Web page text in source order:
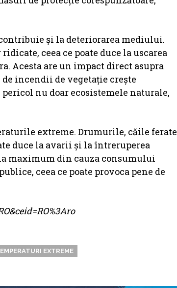
și la deteriorarea mediului.
ceea ce poate duce la uscarea
Acesta are un impact direct asupra
incendii de vegetație crește
nu doar ecosistemele naturale,
extreme. Drumurile, căile ferate
duce la avarii și la întreruperea
maximum din cauza consumului
ceea ce poate provoca pene de
EXTREME